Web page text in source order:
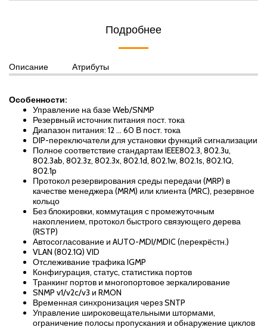
Подробнее
Описание Атрибуты
Особенности:
Управление на базе Web/SNMP
Резервный источник питания пост. тока
Диапазон питания: 12 … 60 В пост. тока
DIP-переключатели для установки функций сигнализации
Полное соответствие стандартам IEEE802.3, 802.3u,
802.3ab, 802.3z, 802.3x, 802.1d, 802.1w, 802.1s, 802.1Q,
802.1p
Протокол резервирования среды передачи (MRP) в
качестве менеджера (MRM) или клиента (MRC), резервное
кольцо
Без блокировки, коммутация с промежуточным
накоплением, протокол быстрого связующего дерева
(RSTP)
Автосогласование и AUTO-MDI/MDIC (перекрёстн.)
VLAN (802.1Q) VID
Отслеживание трафика IGMP
Конфигурация, статус, статистика портов
Транкинг портов и многопортовое зеркалирование
SNMP v1/v2c/v3 и RMON
Временная синхронизация через SNTP
Управление широковещательными штормами,
ограничение полосы пропускания и обнаружение циклов